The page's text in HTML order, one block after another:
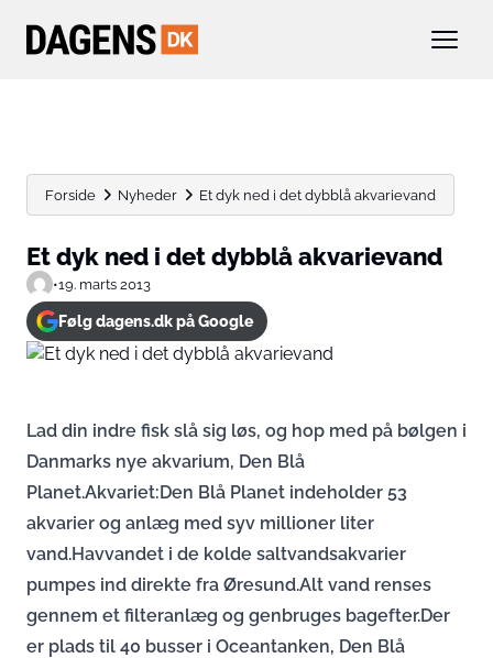
Forside Nyheder Et dyk ned i det dybblå akvarievand
Et dyk ned i det dybblå akvarievand
•19. marts 2013
Følg dagens.dk på Google
Lad din indre fisk slå sig løs, og hop med på bølgen i
Danmarks nye akvarium, Den Blå
Planet.Akvariet:Den Blå Planet indeholder 53
akvarier og anlæg med syv millioner liter
vand.Havvandet i de kolde saltvandsakvarier
pumpes ind direkte fra Øresund.Alt vand renses
gennem et filteranlæg og genbruges bagefter.Der
er plads til 40 busser i Oceantanken, Den Blå